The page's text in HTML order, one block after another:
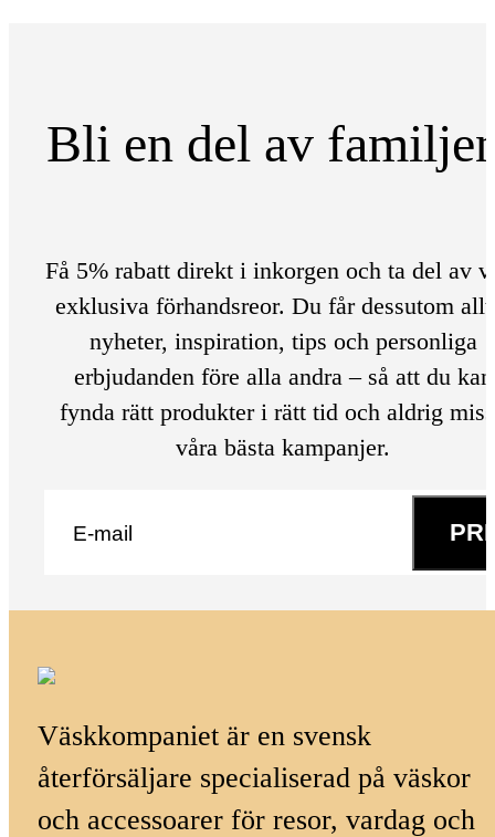
Bli en del av
Få 5% rabatt direkt i inkorgen och ta del av
exklusiva förhandsreor. Du får dessutom
nyheter, inspiration, tips och personliga
erbjudanden före alla andra – så att du kan
fynda rätt produkter i rätt tid och aldrig
våra bästa kampanjer.
Väskkompaniet är en svensk
återförsäljare specialiserad på väskor
och accessoarer för resor, vardag och